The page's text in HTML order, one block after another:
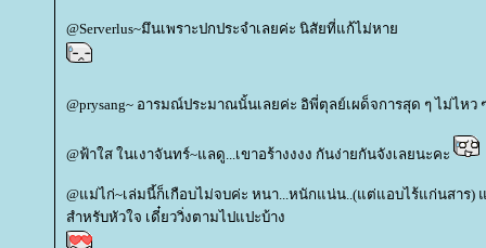
@Serverlus~มึนเพราะปกประจำเลยค่ะ นิสัยที่แก้ไม่หา
@prysang~ อารมณ์ประมาณนั้นเลยค่ะ อิพี่ตุลย์เผด็จการสุด ๆ ไม่ไหว
@ฟ้าใส ในเงาจันทร์~แลดู...เขาอร้างงงง กันง่ายกันจังเลยนะคะ
@แม่ไก่~เล่มนี้ก็เกือบไม่จบค่ะ หนา...หนักแน่น..(แต่แอบไร้แก่นสาร
สำหรับหัวใจ เดี๋ยววิ่งตามไปแปะบ้าง